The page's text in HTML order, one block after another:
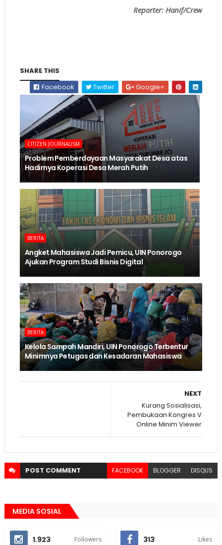
Reporter: Hanif/Crew
SHARE THIS
Facebook
Twitter Google+
CITIZEN JOURNALISM
Problem Pemberdayaan Masyarakat Desa atas
Hadirnya Koperasi Desa Merah Putih
BERITA
Angket Mahasiswa Jadi Pemicu, UIN Ponorogo
Ajukan Program Studi Bisnis Digital
BERITA
Kelola Sampah Mandiri, UIN Ponorogo Terbentur
Minimnya Petugas dan Kesadaran Mahasiswa
NEXT
Kurang Sosialisasi,
Pembukaan Kongres V
Online Minim Viewer
POST COMMENT FACEBOOK BLOGGER DISQUS
MEDIA SOSIAL
1.923 Followers 313 Likes